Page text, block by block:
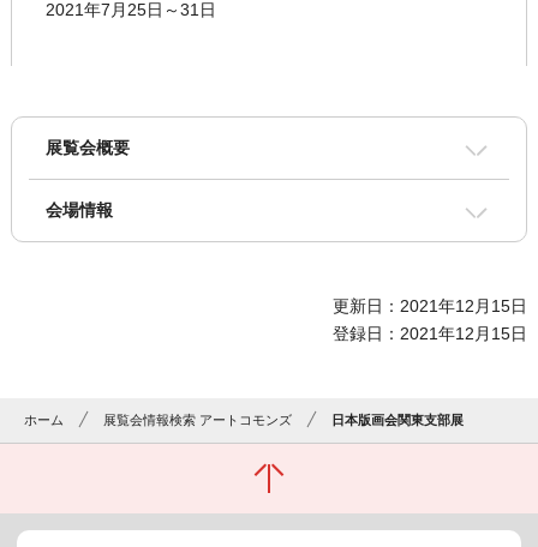
2021年7月25日～31日
展覧会概要
会場情報
更新日：2021年12月15日
登録日：2021年12月15日
ホーム 展覧会情報検索 アートコモンズ 日本版画会関東支部展